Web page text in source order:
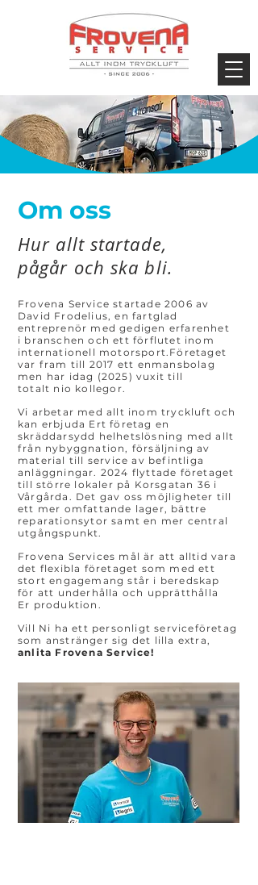
Om oss
Hur allt startade,
pågår och ska bli.
Frovena Service startade 2006 av
David Frodelius, en fartglad
entreprenör med gedigen erfarenhet
i branschen och ett förflutet inom
internationell motorsport.Företaget
var fram till 2017 ett enmansbolag
men har idag (2025) vuxit till
totalt nio kollegor.
Vi arbetar med allt inom tryckluft och
kan erbjuda Ert företag en
skräddarsydd helhetslösning med allt
från nybyggnation, försäljning av
material till service av befintliga
anläggningar. 2024 flyttade företaget
till större lokaler på Korsgatan 36 i
Vårgårda. Det gav oss möjligheter till
ett mer omfattande lager, bättre
reparationsytor samt en mer central
utgångspunkt.
Frovena Services mål är att alltid vara
det flexibla företaget som med ett
stort engagemang står i beredskap
för att underhålla och upprätthålla
Er produktion.
Vill Ni ha ett personligt serviceföretag
som anstränger sig det lilla extra,
anlita Frovena Service!